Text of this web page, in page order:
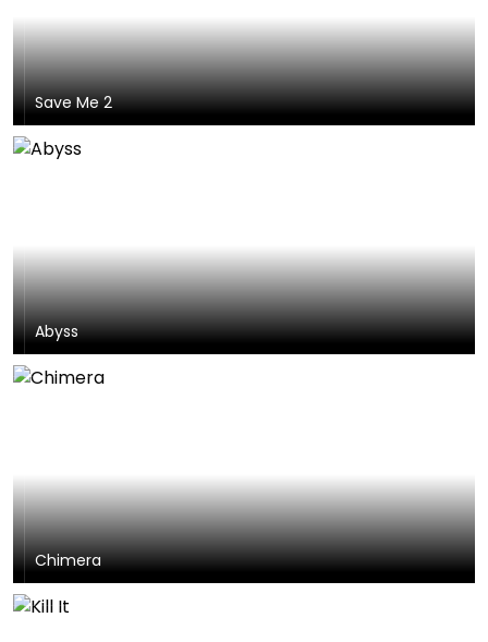
Save Me 2
Abyss
Chimera